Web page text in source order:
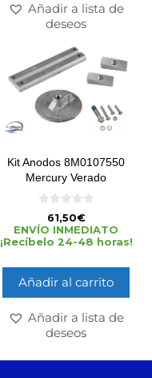
Añadir a lista de
deseos
Kit Anodos 8M0107550
Mercury Verado
d
e
5
61,50€
ENVÍO INMEDIATO
¡Recíbelo 24-48 horas!
Añadir al carrito
Añadir a lista de
deseos